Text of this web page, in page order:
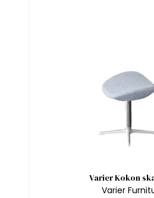
Varier Kokon
Varier